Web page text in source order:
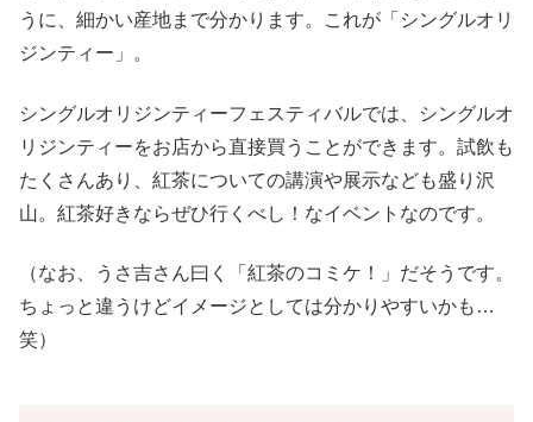
うに、細かい産地まで分かります。これが「シングルオリ
ジンティー」。
シングルオリジンティーフェスティバルでは、シングルオ
リジンティーをお店から直接買うことができます。試飲も
たくさんあり、紅茶についての講演や展示なども盛り沢
山。紅茶好きならぜひ行くべし！なイベントなのです。
（なお、うさ吉さん曰く「紅茶のコミケ！」だそうです。
ちょっと違うけどイメージとしては分かりやすいかも…
笑）